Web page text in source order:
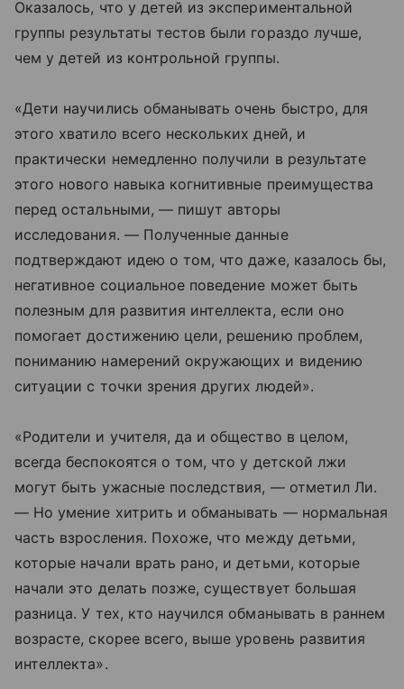
Оказалось, что у детей из экспериментальной
группы результаты тестов были гораздо лучше,
чем у детей из контрольной группы.
«Дети научились обманывать очень быстро, для
этого хватило всего нескольких дней, и
практически немедленно получили в результате
этого нового навыка когнитивные преимущества
перед остальными, — пишут авторы
исследования. — Полученные данные
подтверждают идею о том, что даже, казалось бы,
негативное социальное поведение может быть
полезным для развития интеллекта, если оно
помогает достижению цели, решению проблем,
пониманию намерений окружающих и видению
ситуации с точки зрения других людей».
«Родители и учителя, да и общество в целом,
всегда беспокоятся о том, что у детской лжи
могут быть ужасные последствия, — отметил Ли.
— Но умение хитрить и обманывать — нормальная
часть взросления. Похоже, что между детьми,
которые начали врать рано, и детьми, которые
начали это делать позже, существует большая
разница. У тех, кто научился обманывать в раннем
возрасте, скорее всего, выше уровень развития
интеллекта».